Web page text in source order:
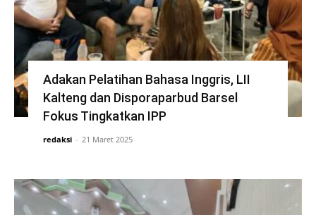
Adakan Pelatihan Bahasa Inggris, LII
Kalteng dan Disporaparbud Barsel
Fokus Tingkatkan IPP
redaksi - 21 Maret 2025